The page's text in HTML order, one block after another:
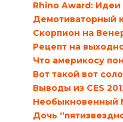
Rhino Award:
Демотиваторный
Скорпион на
Рецепт на
Что америкосу
Вот такой вот
Выводы из CES
Необыкновенный
Дочь